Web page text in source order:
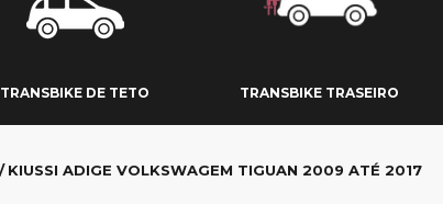
TRANSBIKE DE TETO TRANSBIKE TRASEIRO
KIUSSI ADIGE VOLKSWAGEM TIGUAN 2009 ATÉ 2017